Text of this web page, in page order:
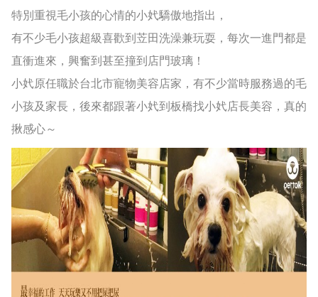
特別重視毛小孩的心情的小㚤驕傲地指出，
有不少毛小孩超級喜歡到苙田洗澡兼玩耍，每次一進門都是
直衝進來，興奮到甚至撞到店門玻璃！
小㚤原任職於台北市寵物美容店家，有不少當時服務過的毛
小孩及家長，後來都跟著小㚤到板橋找小㚤店長美容，真的
揪感心～